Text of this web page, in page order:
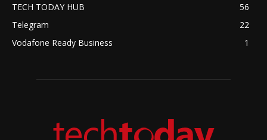
TECH TODAY HUB
56
Telegram
22
Vodafone Ready Business
1